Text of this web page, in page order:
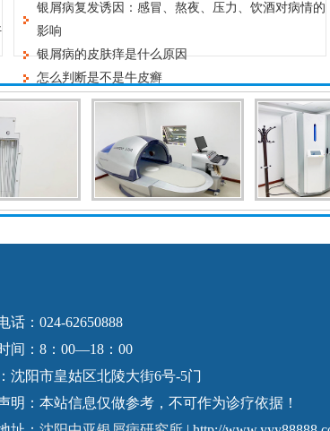
银屑病复发诱因：感冒、熬夜、压力、饮酒对病情的
影响
银屑病的皮肤痒是什么原因
怎么判断是不是牛皮癣
话：024-62650888
间：8：00—18：00
沈阳市皇姑区北陵大街6号-5门
明：本站信息仅做参考，不可作为诊疗依据！